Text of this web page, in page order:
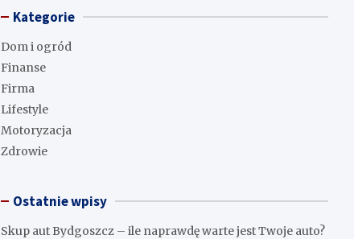
Kategorie
Dom i ogród
Finanse
Firma
Lifestyle
Motoryzacja
Zdrowie
Ostatnie wpisy
Skup aut Bydgoszcz – ile naprawdę warte jest Twoje auto?